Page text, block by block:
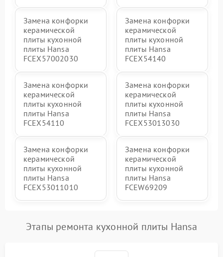
Замена конфорки
керамической
плиты кухонной
плиты Hansa
FCEX57002030
Замена конфорки
керамической
плиты кухонной
плиты Hansa
FCEX54140
Замена конфорки
керамической
плиты кухонной
плиты Hansa
FCEX54110
Замена конфорки
керамической
плиты кухонной
плиты Hansa
FCEX53013030
Замена конфорки
керамической
плиты кухонной
плиты Hansa
FCEX53011010
Замена конфорки
керамической
плиты кухонной
плиты Hansa
FCEW69209
Этапы ремонта кухонной плиты Hansa